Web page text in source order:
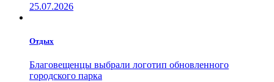
25.07.2026
Отдых
Благовещенцы выбрали логотип обновленного
городского парка